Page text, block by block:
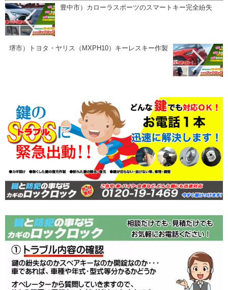
豊中市）カローラスポーツのスマートキー完全紛失
堺市）トヨタ・ヤリス（MXPH10）キーレスキー作製